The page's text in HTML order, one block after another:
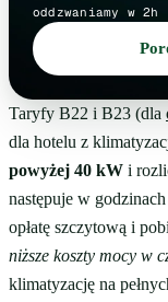
oddzwaniamy w
Taryfy B22 i B23 (dla
dla hotelu z
powyżej 40 kW i
następuje w
opłatę szczytową i
niższe koszty mocy w
klimatyzację na